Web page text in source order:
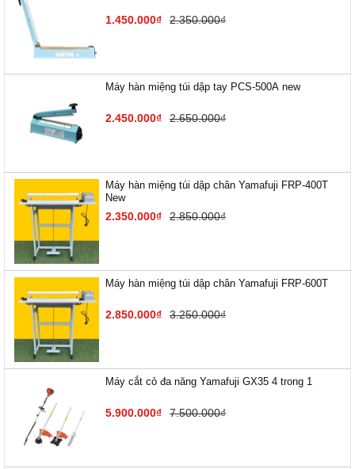
1.450.000₫ 2.350.000₫
Máy hàn miệng túi dập tay PCS-500A new
2.450.000₫ 2.650.000₫
Máy hàn miệng túi dập chân Yamafuji FRP-400T
New
2.350.000₫ 2.850.000₫
Máy hàn miệng túi dập chân Yamafuji FRP-600T
2.850.000₫ 3.250.000₫
Máy cắt cỏ đa năng Yamafuji GX35 4 trong 1
5.900.000₫ 7.500.000₫